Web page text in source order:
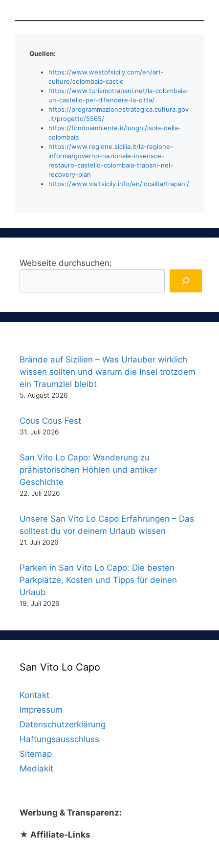
Quellen:
https://www.westofsicily.com/en/art-
culture/colombaia-castle
https://www.turismotrapani.net/la-colombaia-
un-castello-per-difendere-la-citta/
https://programmazionestrategica.cultura.gov
.it/progetto/5565/
https://fondoambiente.it/luoghi/isola-della-
colombaia
https://www.regione.sicilia.it/la-regione-
informa/governo-nazionale-inserisce-
restauro-castello-colombaia-trapani-nel-
recovery-plan
https://www.visitsicily.info/en/localita/trapani/
Webseite durchsuchen:
Brände auf Sizilien – Was Urlauber wirklich
wissen sollten und warum die Insel trotzdem
ein Traumziel bleibt
5. August 2026
Cous Cous Fest
31. Juli 2026
San Vito Lo Capo: Wanderung zu
prähistorischen Höhlen und antiker
Geschichte
22. Juli 2026
Unsere San Vito Lo Capo Erfahrungen – Das
solltest du vor deinem Urlaub wissen
21. Juli 2026
Parken in San Vito Lo Capo: Die besten
Parkplätze, Kosten und Tipps für deinen
Urlaub
19. Juli 2026
San Vito Lo Capo
Kontakt
Impressum
Datenschutzerklärung
Haftungsausschluss
Sitemap
Mediakit
Werbung & Transparenz:
★ Affiliate-Links